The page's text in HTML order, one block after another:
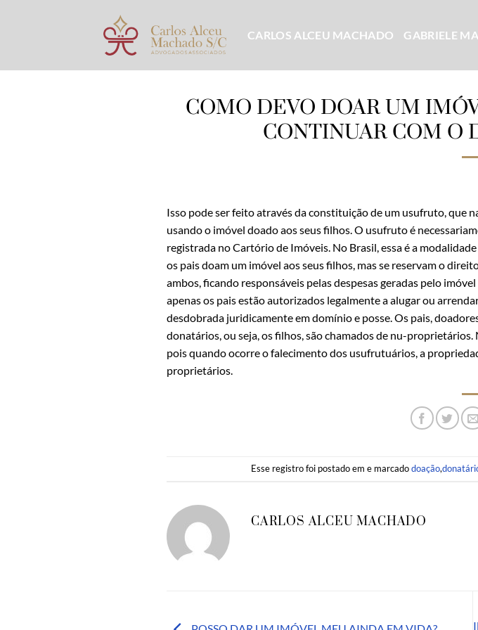
CARLOS ALCEU MACHADO GABRIELE
COMO DEVO DOAR UM
CONTINUAR COM O
Isso pode ser feito através da constituição de um usufruto, que
usando o imóvel doado aos seus filhos. O usufruto é
registrada no Cartório de Imóveis. No Brasil, essa é a
os pais doam um imóvel aos seus filhos, mas se reservam o
ambos, ficando responsáveis pelas despesas geradas pelo
apenas os pais estão autorizados legalmente a alugar ou
desdobrada juridicamente em domínio e posse. Os pais,
donatários, ou seja, os filhos, são chamados de nu-
pois quando ocorre o falecimento dos usufrutuários, a
proprietários.
Esse registro foi postado em e marcadodoação,
CARLOS ALCEU MACHADO